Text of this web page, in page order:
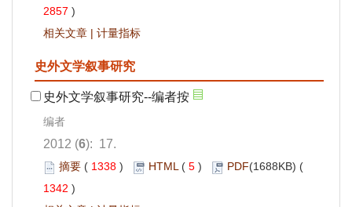
2857 )
相关文章 | 计量指标
史外文学叙事研究
史外文学叙事研究--编者按
编者
2012 (6): 17.
摘要 ( 1338 ) HTML( 5 ) PDF(1688KB) (
1342 )